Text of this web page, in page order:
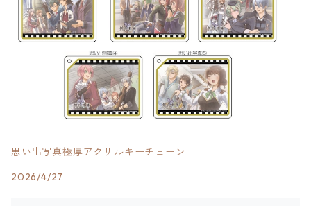
思い出写真極厚アクリルキーチェーン
2026/4/27